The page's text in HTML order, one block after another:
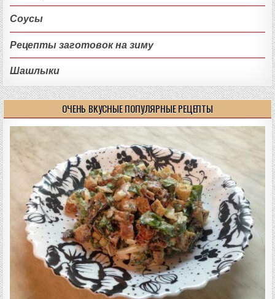
Соусы
Рецепты заготовок на зиму
Шашлыки
ОЧЕНЬ ВКУСНЫЕ ПОПУЛЯРНЫЕ РЕЦЕПТЫ